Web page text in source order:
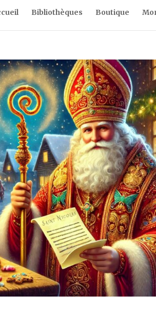
Bibliothèques Boutique